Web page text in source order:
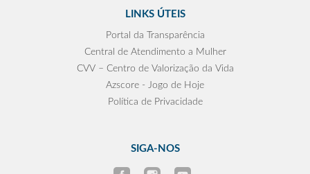
LINKS ÚTEIS
Portal da Transparência
Central de Atendimento a Mulher
CVV – Centro de Valorização da Vida
Azscore - Jogo de Hoje
Política de Privacidade
SIGA-NOS